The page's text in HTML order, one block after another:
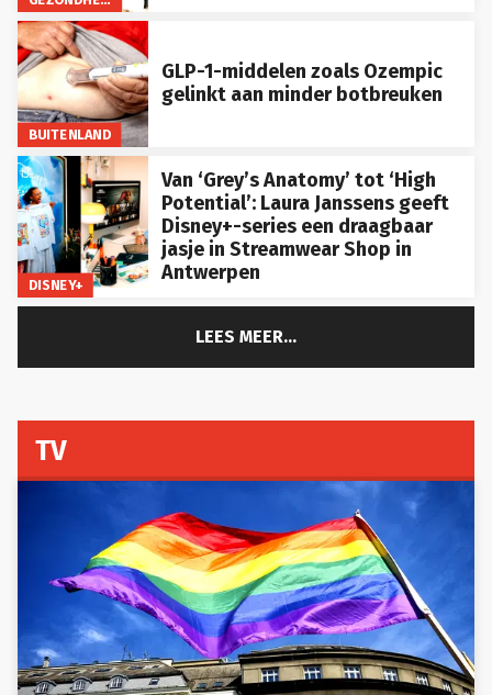
BUITENLAND
GLP-1-middelen zoals Ozempic
gelinkt aan minder botbreuken
DISNEY+
Van ‘Grey’s Anatomy’ tot ‘High
Potential’: Laura Janssens geeft
Disney+-series een draagbaar
jasje in Streamwear Shop in
Antwerpen
LEES MEER...
TV